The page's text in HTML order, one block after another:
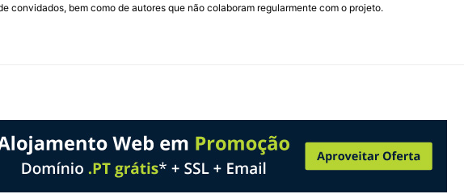
convidados, bem como de autores que não colaboram regularmente com o projeto.